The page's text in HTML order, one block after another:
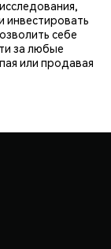
инвестировать
себе
за любые
или продавая